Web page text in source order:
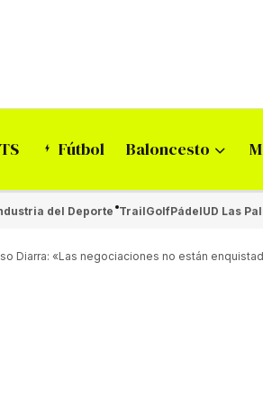
Fútbol Baloncesto
del Deporte TrailGolfPádelUD Las
Diarra: «Las negociaciones no están